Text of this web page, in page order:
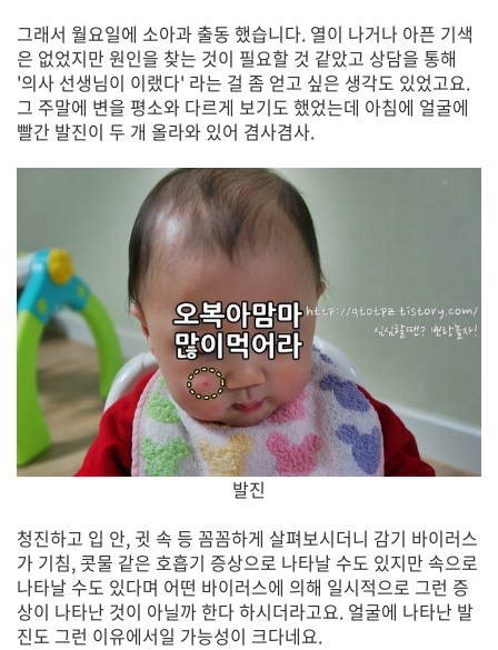
그래서 월요일에 소아과 출동 했습니다. 열이 나거나 아픈 기색
은 없었지만 원인을 찾는 것이 필요할 것 같았고 상담을 통해
'의사 선생님이 이랬다' 라는 걸 좀 얻고 싶은 생각도 있었고요.
그 주말에 변을 평소와 다르게 보기도 했었는데 아침에 얼굴에
빨간 발진이 두 개 올라와 있어 겸사겸사.
발진
청진하고 입 안, 귓 속 등 꼼꼼하게 살펴보시더니 감기 바이러스
가 기침, 콧물 같은 호흡기 증상으로 나타날 수도 있지만 속으로
나타날 수도 있다며 어떤 바이러스에 의해 일시적으로 그런 증
상이 나타난 것이 아닐까 한다 하시더라고요. 얼굴에 나타난 발
진도 그런 이유에서일 가능성이 크다네요.